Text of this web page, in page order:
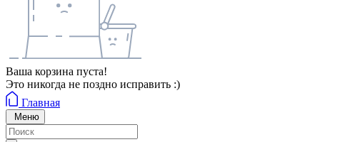
Ваша корзина пуста!
Это никогда не поздно исправить :)
Главная
Меню